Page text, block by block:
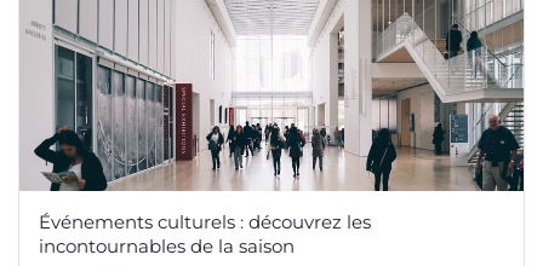
Événements culturels : découvrez les
incontournables de la saison